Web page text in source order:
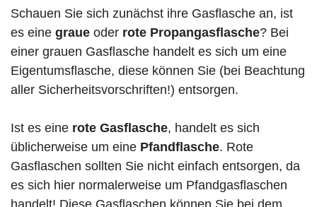
Schauen Sie sich zunächst ihre Gasflasche an, ist
es eine graue oder rote Propangasflasche? Bei
einer grauen Gasflasche handelt es sich um eine
Eigentumsflasche, diese können Sie (bei Beachtung
aller Sicherheitsvorschriften!) entsorgen.
Ist es eine rote Gasflasche, handelt es sich
üblicherweise um eine Pfandflasche. Rote
Gasflaschen sollten Sie nicht einfach entsorgen, da
es sich hier normalerweise um Pfandgasflaschen